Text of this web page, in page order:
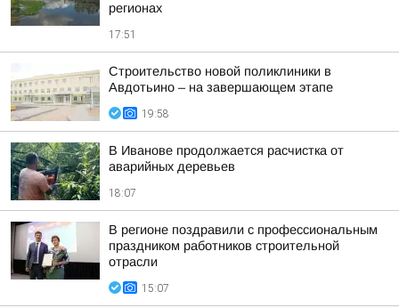
регионах
17:51
Строительство новой поликлиники в
Авдотьино – на завершающем этапе
19:58
В Иванове продолжается расчистка от
аварийных деревьев
18:07
В регионе поздравили с профессиональным
праздником работников строительной
отрасли
15:07